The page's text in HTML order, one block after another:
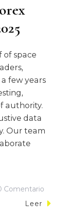
of space
few years
authority.
data
Our team
Comentario
9
Leer